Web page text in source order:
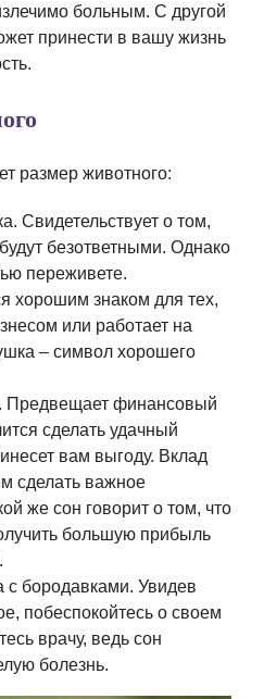
больным. С другой
принести в вашу жизнь
размер животного:
Свидетельствует о том,
безответными. Однако
переживете.
хорошим знаком для тех,
или работает на
– символ хорошего
Предвещает финансовый
сделать удачный
вам выгоду. Вклад
сделать важное
же сон говорит о том, что
большую прибыль
с бородавками. Увидев
побеспокойтесь о своем
врачу, ведь сон
болезнь.